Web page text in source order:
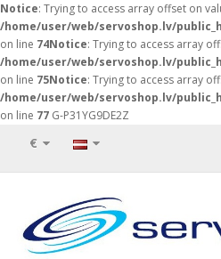
Notice: Trying to access array offset on
/home/user/web/servoshop.lv/
on line 74Notice: Trying to access array
/home/user/web/servoshop.lv/
on line 75Notice: Trying to access array
/home/user/web/servoshop.lv/
on line 77 G-P31YG9DE2Z
€